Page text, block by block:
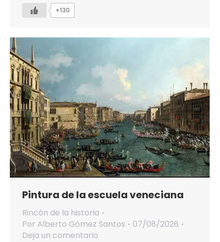
+130
Pintura de la escuela veneciana
Rincón de la historia
Por Alberto Gómez Santos
07/08/2026
Deja un comentario